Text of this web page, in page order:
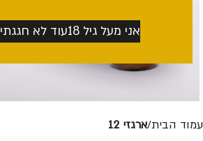
אני מעל גיל 18 עוד לא חגגתי 18
עמוד הבית ארגזי 12